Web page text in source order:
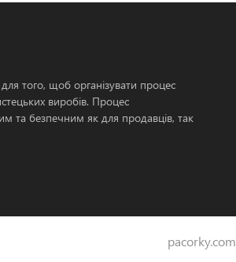
того, щоб організувати процес
виробів. Процес
та безпечним як для продавців, так
pacorky.com